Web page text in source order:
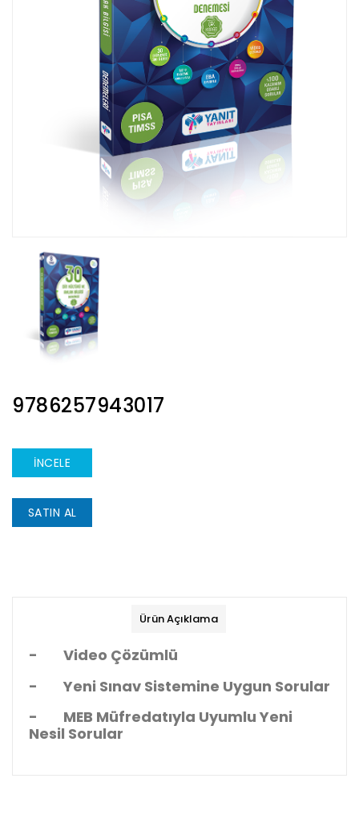
ISBN
9786257943017
İNCELE
SATIN AL
Ürün Açıklama
- Video Çözümlü
- Yeni Sınav Sistemine Uygun Sorular
- MEB Müfredatıyla Uyumlu Yeni
Nesil Sorular